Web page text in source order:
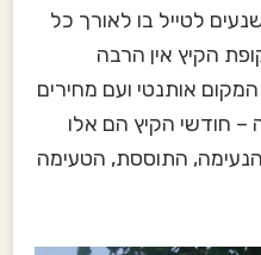
לטייל בו לאורך כל
הקיץ אין הרבה
אותנטי ועם מחירים
– חודשי הקיץ הם אלו
התוססת, הטעימה